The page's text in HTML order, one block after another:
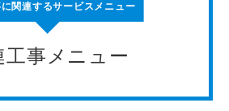
関連するサービスメニュー
工事メニュー